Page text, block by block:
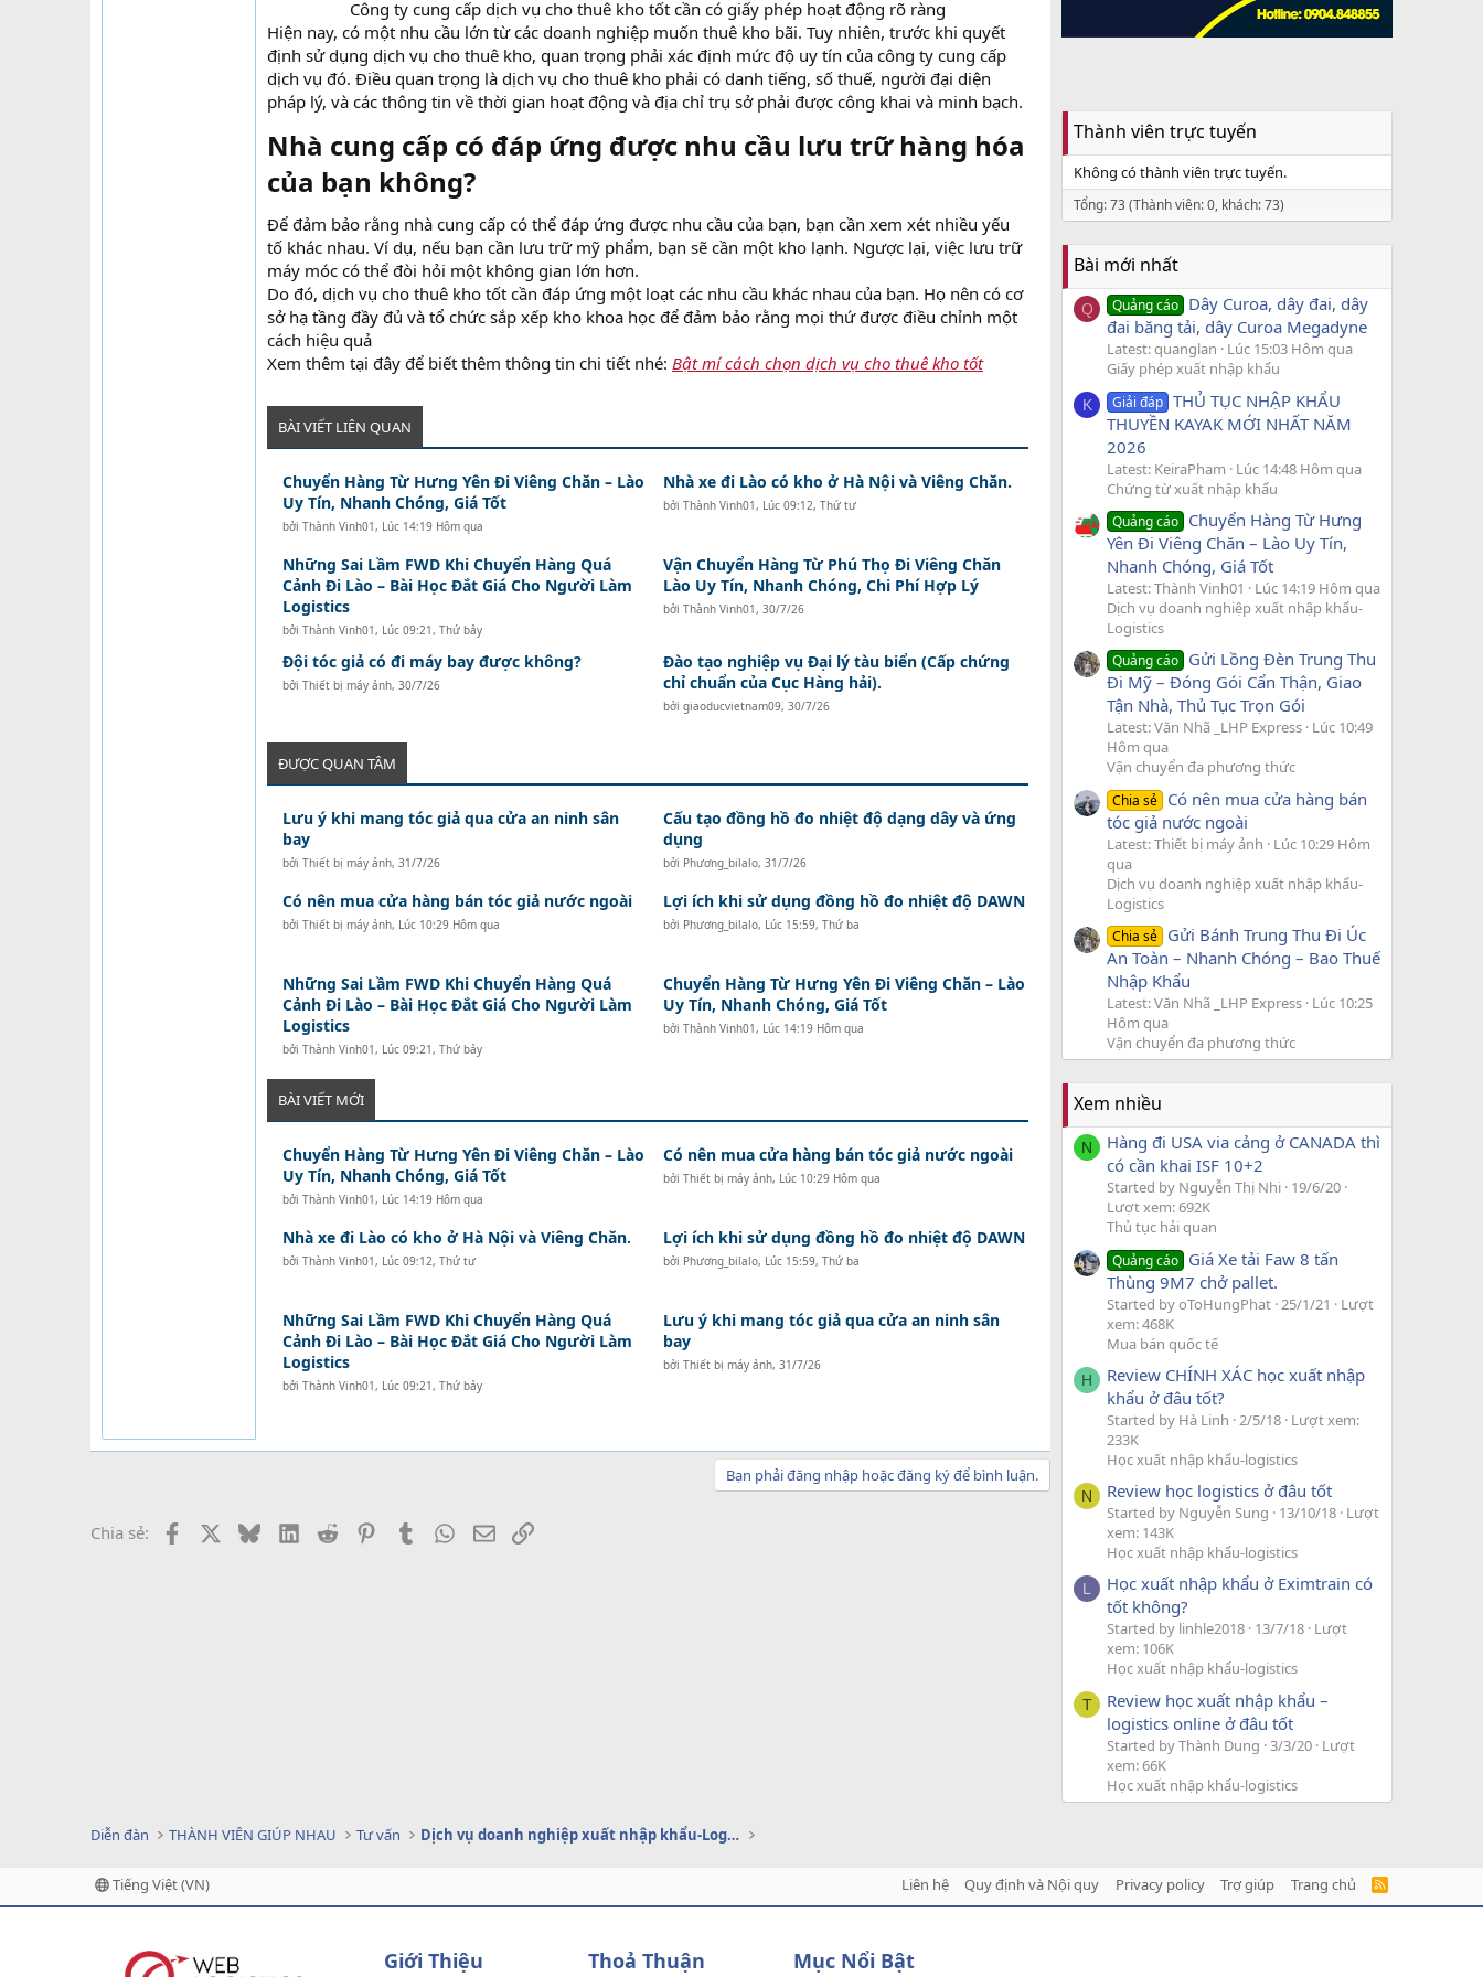
Công ty cung cấp dịch vụ cho thuê kho tốt cần có giấy phép hoạt động rõ ràng​
Hiện nay, có một nhu cầu lớn từ các doanh nghiệp muốn thuê kho bãi. Tuy nhiên, trước khi quyết
định sử dụng dịch vụ cho thuê kho, quan trọng phải xác định mức độ uy tín của công ty cung cấp
dịch vụ đó. Điều quan trọng là dịch vụ cho thuê kho phải có danh tiếng, số thuế, người đại diện
pháp lý, và các thông tin về thời gian hoạt động và địa chỉ trụ sở phải được công khai và minh bạch.
Nhà cung cấp có đáp ứng được nhu cầu lưu trữ hàng hóa
của bạn không?
Để đảm bảo rằng nhà cung cấp có thể đáp ứng được nhu cầu của bạn, bạn cần xem xét nhiều yếu
tố khác nhau. Ví dụ, nếu bạn cần lưu trữ mỹ phẩm, bạn sẽ cần một kho lạnh. Ngược lại, việc lưu trữ
máy móc có thể đòi hỏi một không gian lớn hơn.
Do đó, dịch vụ cho thuê kho tốt cần đáp ứng một loạt các nhu cầu khác nhau của bạn. Họ nên có cơ
sở hạ tầng đầy đủ và tổ chức sắp xếp kho khoa học để đảm bảo rằng mọi thứ được điều chỉnh một
cách hiệu quả
Xem thêm tại đây để biết thêm thông tin chi tiết nhé: Bật mí cách chọn dịch vụ cho thuê kho tốt
BÀI VIẾT LIÊN QUAN
Chuyển Hàng Từ Hưng Yên Đi Viêng Chăn – Lào
Uy Tín, Nhanh Chóng, Giá Tốt
bởi Thành Vinh01, Lúc 14:19 Hôm qua
Nhà xe đi Lào có kho ở Hà Nội và Viêng Chăn.
bởi Thành Vinh01, Lúc 09:12, Thứ tư
Những Sai Lầm FWD Khi Chuyển Hàng Quá
Cảnh Đi Lào – Bài Học Đắt Giá Cho Người Làm
Logistics
bởi Thành Vinh01, Lúc 09:21, Thứ bảy
Vận Chuyển Hàng Từ Phú Thọ Đi Viêng Chăn
Lào Uy Tín, Nhanh Chóng, Chi Phí Hợp Lý
bởi Thành Vinh01, 30/7/26
Đội tóc giả có đi máy bay được không?
bởi Thiết bị máy ảnh, 30/7/26
Đào tạo nghiệp vụ Đại lý tàu biển (Cấp chứng
chỉ chuẩn của Cục Hàng hải).
bởi giaoducvietnam09, 30/7/26
ĐƯỢC QUAN TÂM
Lưu ý khi mang tóc giả qua cửa an ninh sân
bay
bởi Thiết bị máy ảnh, 31/7/26
Cấu tạo đồng hồ đo nhiệt độ dạng dây và ứng
dụng
bởi Phương_bilalo, 31/7/26
Có nên mua cửa hàng bán tóc giả nước ngoài
bởi Thiết bị máy ảnh, Lúc 10:29 Hôm qua
Lợi ích khi sử dụng đồng hồ đo nhiệt độ DAWN
bởi Phương_bilalo, Lúc 15:59, Thứ ba
Những Sai Lầm FWD Khi Chuyển Hàng Quá
Cảnh Đi Lào – Bài Học Đắt Giá Cho Người Làm
Logistics
bởi Thành Vinh01, Lúc 09:21, Thứ bảy
Chuyển Hàng Từ Hưng Yên Đi Viêng Chăn – Lào
Uy Tín, Nhanh Chóng, Giá Tốt
bởi Thành Vinh01, Lúc 14:19 Hôm qua
BÀI VIẾT MỚI
Chuyển Hàng Từ Hưng Yên Đi Viêng Chăn – Lào
Uy Tín, Nhanh Chóng, Giá Tốt
bởi Thành Vinh01, Lúc 14:19 Hôm qua
Có nên mua cửa hàng bán tóc giả nước ngoài
bởi Thiết bị máy ảnh, Lúc 10:29 Hôm qua
Nhà xe đi Lào có kho ở Hà Nội và Viêng Chăn.
bởi Thành Vinh01, Lúc 09:12, Thứ tư
Lợi ích khi sử dụng đồng hồ đo nhiệt độ DAWN
bởi Phương_bilalo, Lúc 15:59, Thứ ba
Những Sai Lầm FWD Khi Chuyển Hàng Quá
Cảnh Đi Lào – Bài Học Đắt Giá Cho Người Làm
Logistics
bởi Thành Vinh01, Lúc 09:21, Thứ bảy
Lưu ý khi mang tóc giả qua cửa an ninh sân
bay
bởi Thiết bị máy ảnh, 31/7/26
Bạn phải đăng nhập hoặc đăng ký để bình luận.
Chia sẻ: Facebook BlueskyLinkedIn
Reddit PinterestTumblr WhatsApp
EmailLink
Thành viên trực tuyến
Không có thành viên trực tuyến.
Tổng: 73 (Thành viên: 0, khách: 73)
Bài mới nhất
Q Quảng cáo Dây Curoa, dây đai, dây
đai băng tải, dây Curoa Megadyne
Latest: quanglan
Lúc 15:03 Hôm qua
Giấy phép xuất nhập khẩu
K Giải đáp THỦ TỤC NHẬP KHẨU
THUYỀN KAYAK MỚI NHẤT NĂM
2026
Latest: KeiraPham
Lúc 14:48 Hôm qua
Chứng từ xuất nhập khẩu
Quảng cáo Chuyển Hàng Từ Hưng
Yên Đi Viêng Chăn – Lào Uy Tín,
Nhanh Chóng, Giá Tốt
Latest: Thành Vinh01
Lúc 14:19 Hôm qua
Dịch vụ doanh nghiệp xuất nhập khẩu-
Logistics
Quảng cáo Gửi Lồng Đèn Trung Thu
Đi Mỹ – Đóng Gói Cẩn Thận, Giao
Tận Nhà, Thủ Tục Trọn Gói
Latest: Văn Nhã _LHP Express Lúc 10:49
Hôm qua
Vận chuyển đa phương thức
Chia sẻ Có nên mua cửa hàng bán
tóc giả nước ngoài
Latest: Thiết bị máy ảnh
Lúc 10:29 Hôm
qua
Dịch vụ doanh nghiệp xuất nhập khẩu-
Logistics
Chia sẻ Gửi Bánh Trung Thu Đi Úc
An Toàn – Nhanh Chóng – Bao Thuế
Nhập Khẩu
Latest: Văn Nhã _LHP Express Lúc 10:25
Hôm qua
Vận chuyển đa phương thức
Xem nhiều
N
Hàng đi USA via cảng ở CANADA thì
có cần khai ISF 10+2
Started by Nguyễn Thị Nhi 19/6/20
Lượt xem: 692K
Thủ tục hải quan
Quảng cáo Giá Xe tải Faw 8 tấn
Thùng 9M7 chở pallet.
Started by oToHungPhat 25/1/21
Lượt
xem: 468K
Mua bán quốc tế
H
Review CHÍNH XÁC học xuất nhập
khẩu ở đâu tốt?
Started by Hà Linh 2/5/18 Lượt xem:
233K
Học xuất nhập khẩu-logistics
N Review học logistics ở đâu tốt
Started by Nguyễn Sung 13/10/18 Lượt
xem: 143K
Học xuất nhập khẩu-logistics
L
Học xuất nhập khẩu ở Eximtrain có
tốt không?
Started by linhle2018 13/7/18 Lượt
xem: 106K
Học xuất nhập khẩu-logistics
T
Review học xuất nhập khẩu –
logistics online ở đâu tốt
Started by Thành Dung 3/3/20 Lượt
xem: 66K
Học xuất nhập khẩu-logistics
Diễn đàn THÀNH VIÊN GIÚP NHAU Tư vấn Dịch vụ doanh nghiệp xuất nhập khẩu-Logistics
Tiếng Việt (VN) Liên hệ Quy định và Nội quy Privacy policy Trợ giúp Trang chủ
R
Giới Thiệu Thoả Thuận Mục Nổi Bật